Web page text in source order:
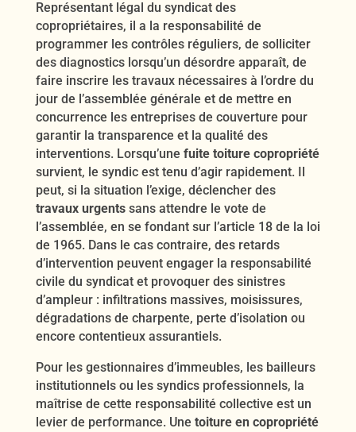
Représentant légal du syndicat des
copropriétaires, il a la responsabilité de
programmer les contrôles réguliers, de solliciter
des diagnostics lorsqu’un désordre apparaît, de
faire inscrire les travaux nécessaires à l’ordre du
jour de l’assemblée générale et de mettre en
concurrence les entreprises de couverture pour
garantir la transparence et la qualité des
interventions. Lorsqu’une fuite toiture copropriété
survient, le syndic est tenu d’agir rapidement. Il
peut, si la situation l’exige, déclencher des
travaux urgentssans attendre le vote de
l’assemblée, en se fondant sur l’article 18 de la loi
de 1965. Dans le cas contraire, des retards
d’intervention peuvent engager la responsabilité
civile du syndicat et provoquer des sinistres
d’ampleur : infiltrations massives, moisissures,
dégradations de charpente, perte d’isolation ou
encore contentieux assurantiels.
Pour les gestionnaires d’immeubles, les bailleurs
institutionnels ou les syndics professionnels, la
maîtrise de cette responsabilité collective est un
levier de performance. Une toiture en copropriété